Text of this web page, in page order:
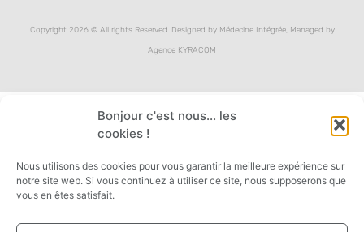
Bonjour c'est nous... les
cookies !
Nous utilisons des cookies pour vous garantir la meilleure expérience sur
notre site web. Si vous continuez à utiliser ce site, nous supposerons que
vous en êtes satisfait.
Copyright 2026 © All rights Reserved. Designed by Médecine Intégrée, Managed by
Agence KYRACOM